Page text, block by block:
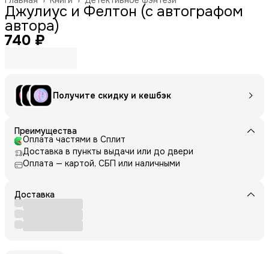
Джулиус и Фелтон (с автографом
автора)
740 ₽
Получите скидку и кешбэк
Преимущества
Оплата частями в Сплит
Доставка в пункты выдачи или до двери
Оплата — картой, СБП или наличными
Доставка